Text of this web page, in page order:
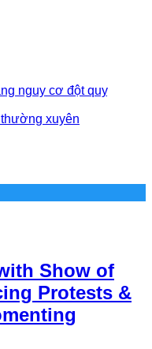
nguy cơ đột quỵ
xuyên
Show of
Protests &